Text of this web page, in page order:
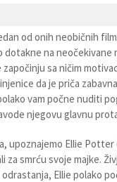
od onih neobičnih
na neočekivane
sa ničim
da je priča
vam počne nuditi
njegovu glavnu
upoznajemo Ellie
za smrću svoje majke.
Ellie polako